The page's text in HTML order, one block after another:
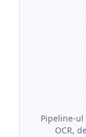
Pipeline-
OCR,